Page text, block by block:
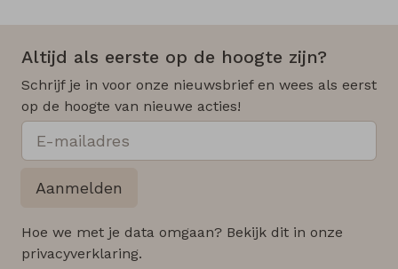
Altijd als eerste op de hoogte zijn?
Schrijf je in voor onze nieuwsbrief en wees als eerst
op de hoogte van nieuwe acties!
Aanmelden
Hoe we met je data omgaan? Bekijk dit in onze
privacyverklaring.